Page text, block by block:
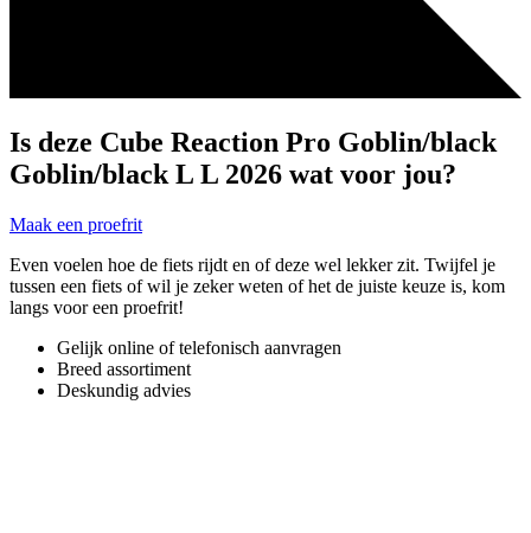
Is deze Cube Reaction Pro Goblin/black
Goblin/black L L 2026 wat voor jou?
Maak een proefrit
Even voelen hoe de fiets rijdt en of deze wel lekker zit. Twijfel je
tussen een fiets of wil je zeker weten of het de juiste keuze is, kom
langs voor een proefrit!
Gelijk online of telefonisch aanvragen
Breed assortiment
Deskundig advies